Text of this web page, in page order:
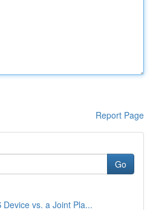
Report Page
Go
vs. a Joint Pla...